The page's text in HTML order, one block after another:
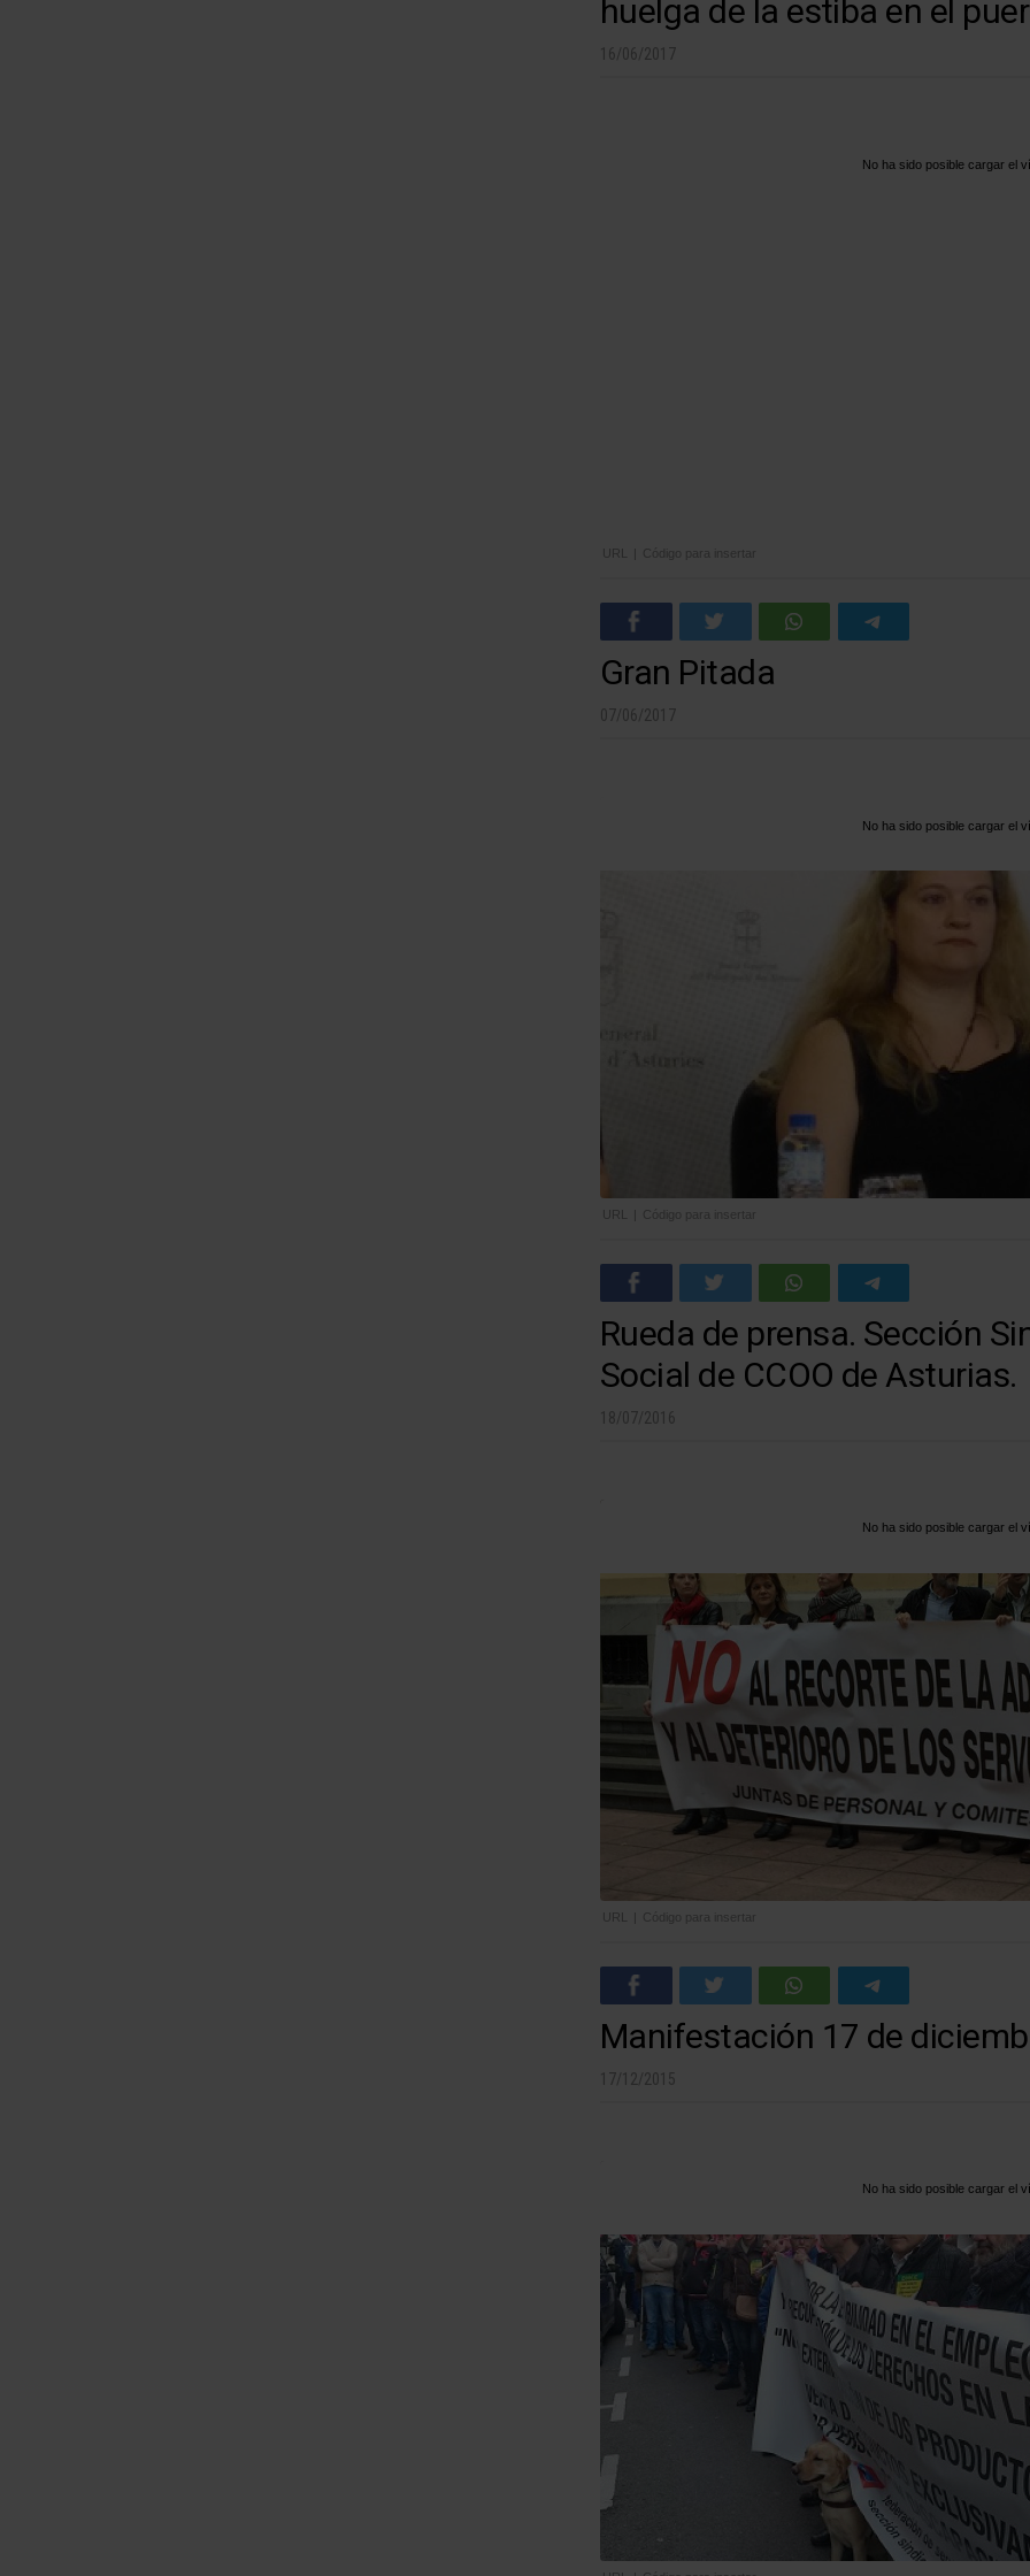
huelga de la estiba en el
16/06/2017
No ha sido posible cargar el
URL Código para insertar
Gran Pitada
07/06/2017
No ha sido posible cargar el
URL Código para insertar
Rueda de prensa. Sección
Social de CCOO de Asturias.
18/07/2016
No ha sido posible cargar el
URL Código para insertar
Manifestación 17 de
17/12/2015
No ha sido posible cargar el